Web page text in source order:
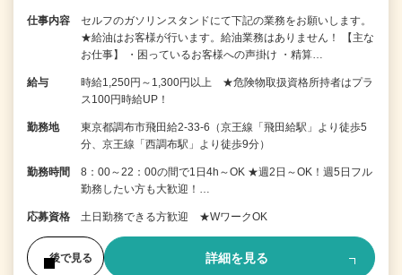
仕事内容
セルフのガソリンスタンドにて下記の業務をお願いします。
★給油はお客様が行います。給油業務はありません！ 【主な
お仕事】 ・困っているお客様への声掛け ・精算…
給与
時給1,250円～1,300円以上 ★危険物取扱資格所持者はプラ
ス100円時給UP！
勤務地
東京都調布市飛田給2-33-6（京王線「飛田給駅」より徒歩5
分、京王線「西調布駅」より徒歩9分）
勤務時間
8：00～22：00の間で1日4h～OK ★週2日～OK！週5日フル
勤務したい方も大歓迎！…
応募資格 土日勤務できる方歓迎 ★WワークOK
後で見る 詳細を見る